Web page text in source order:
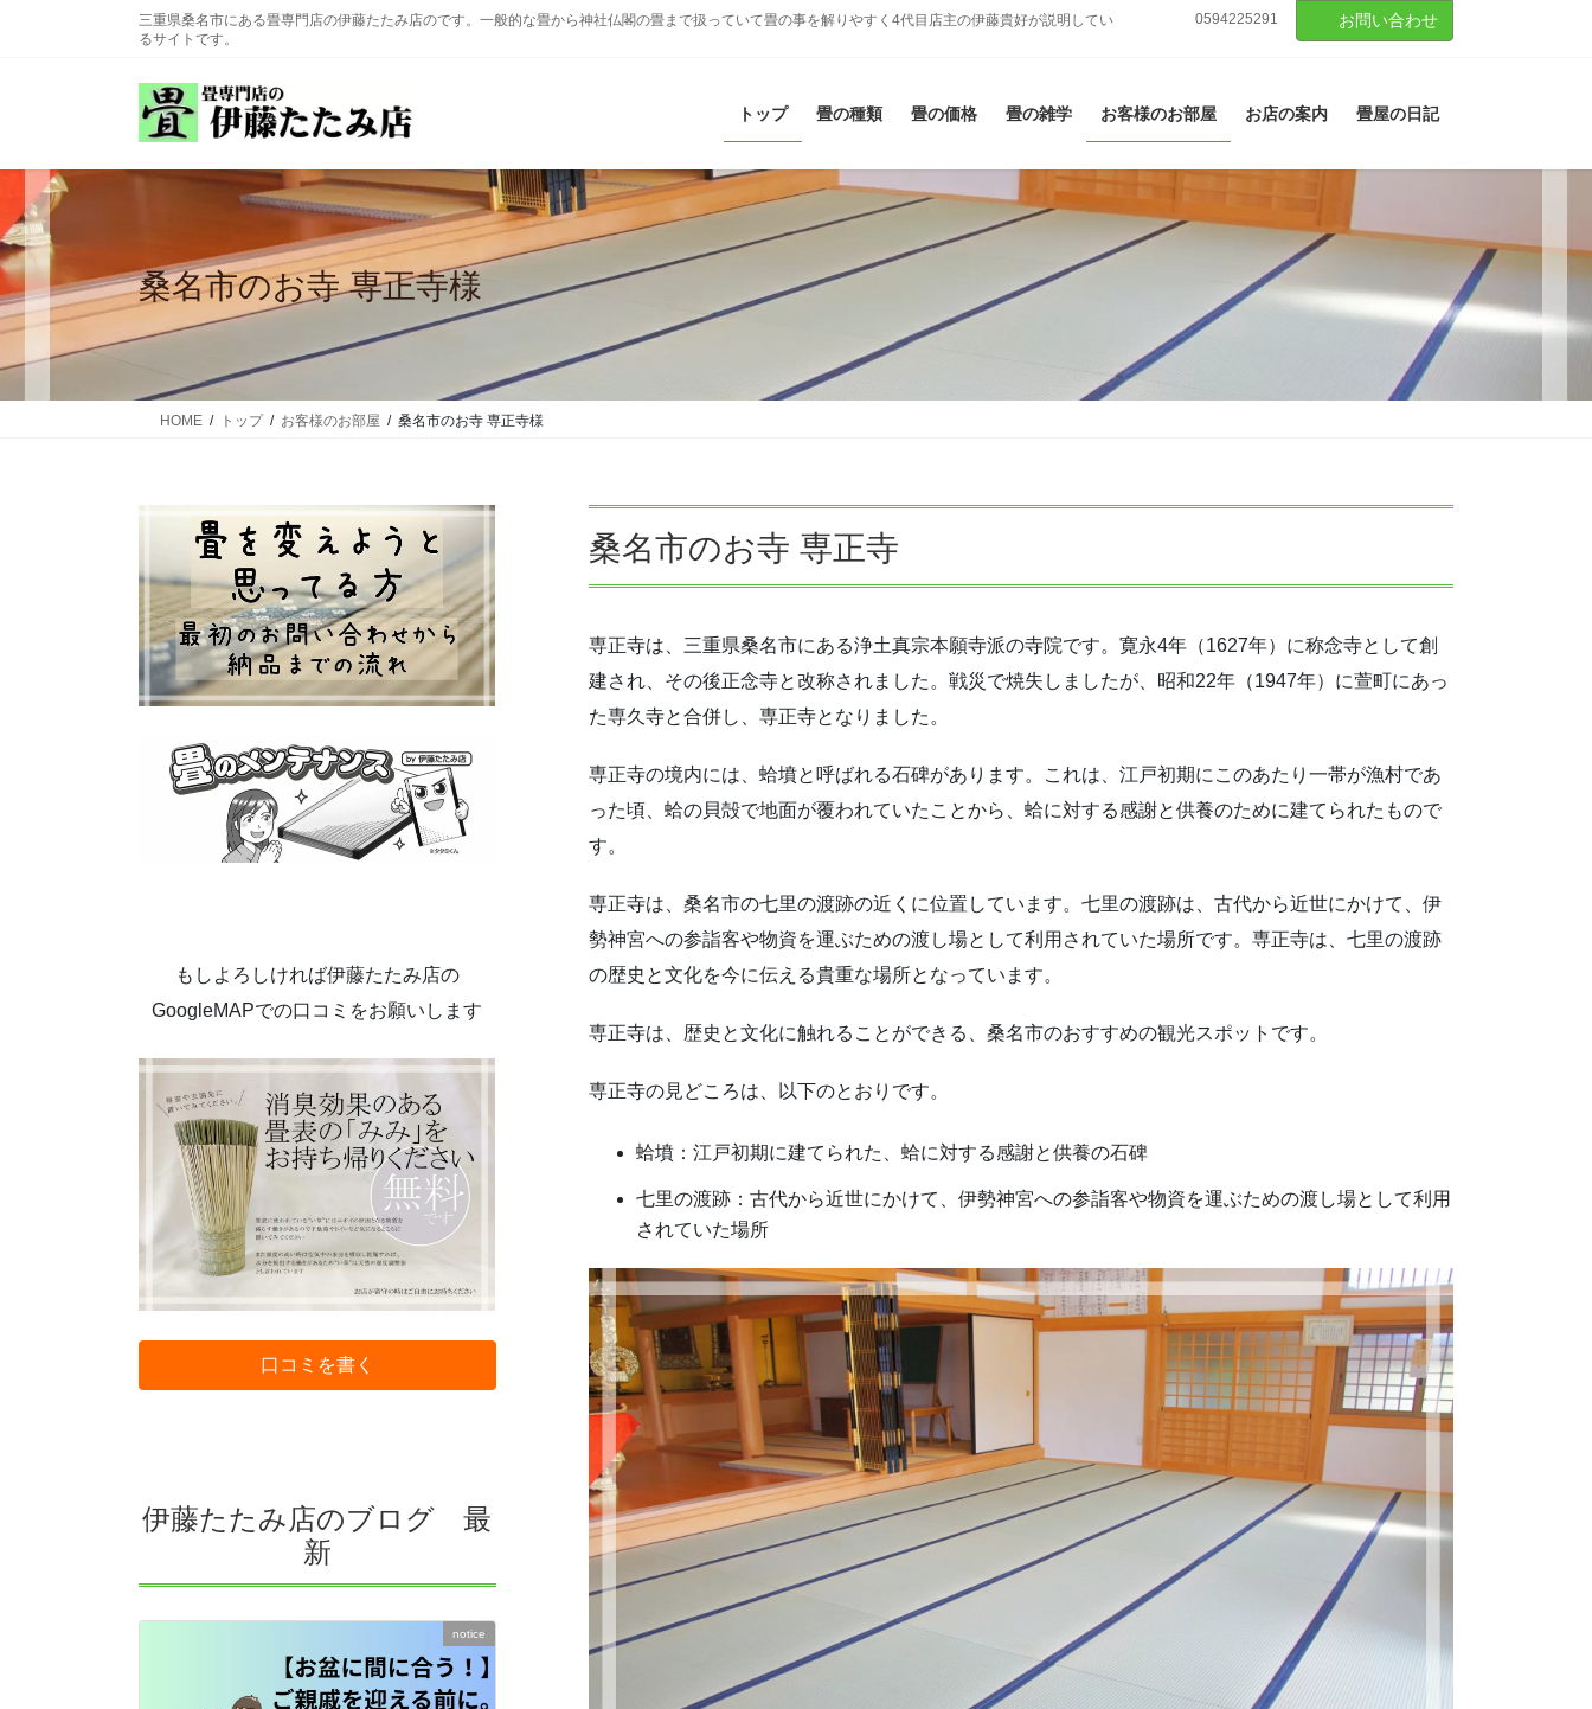
移
動
三重県桑名市にある畳専門店の伊藤たたみ店のです。一般的な畳から神社仏閣の畳まで扱っていて畳の事を解りやすく4代目店主の伊藤貴好が説明してい
るサイトです。
0594225291 お問い合わせ
トップ 畳の種類 畳の価格 畳の雑学 お客様のお部屋 お店の案内 畳屋の日記
桑名市のお寺 専正寺様
HOME トップ お客様のお部屋 桑名市のお寺 専正寺様
桑名市のお寺 専正寺
専正寺は、三重県桑名市にある浄土真宗本願寺派の寺院です。寛永4年（1627年）に称念寺として創
建され、その後正念寺と改称されました。戦災で焼失しましたが、昭和22年（1947年）に萱町にあっ
た専久寺と合併し、専正寺となりました。
専正寺の境内には、蛤墳と呼ばれる石碑があります。これは、江戸初期にこのあたり一帯が漁村であ
った頃、蛤の貝殻で地面が覆われていたことから、蛤に対する感謝と供養のために建てられたもので
す。
専正寺は、桑名市の七里の渡跡の近くに位置しています。七里の渡跡は、古代から近世にかけて、伊
勢神宮への参詣客や物資を運ぶための渡し場として利用されていた場所です。専正寺は、七里の渡跡
の歴史と文化を今に伝える貴重な場所となっています。
専正寺は、歴史と文化に触れることができる、桑名市のおすすめの観光スポットです。
専正寺の見どころは、以下のとおりです。
蛤墳：江戸初期に建てられた、蛤に対する感謝と供養の石碑
七里の渡跡：古代から近世にかけて、伊勢神宮への参詣客や物資を運ぶための渡し場として利用
されていた場所
もしよろしければ伊藤たたみ店の
GoogleMAPでの口コミをお願いします
口コミを書く
伊藤たたみ店のブログ 最
新
notice